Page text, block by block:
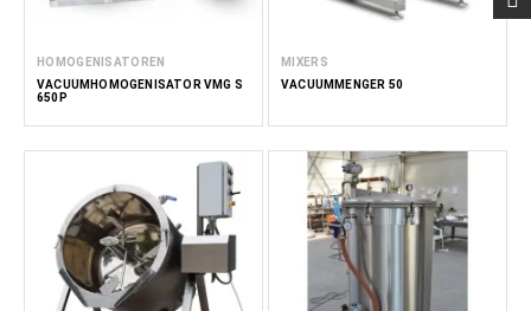
HOMOGENISATOREN
VACUÜMHOMOGENISATOR VMG S
650P
MIXERS
VACUÜMMENGER 50